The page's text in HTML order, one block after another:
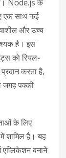
Node.js के
एक साथ कई
और उच्च
है। इस
को रियल-
करता है,
जगह पक्की
के लिए
शामिल है। यह
एप्लिकेशन बनाने